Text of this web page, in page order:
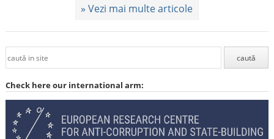
» Vezi mai multe articole
Check here our international arm: